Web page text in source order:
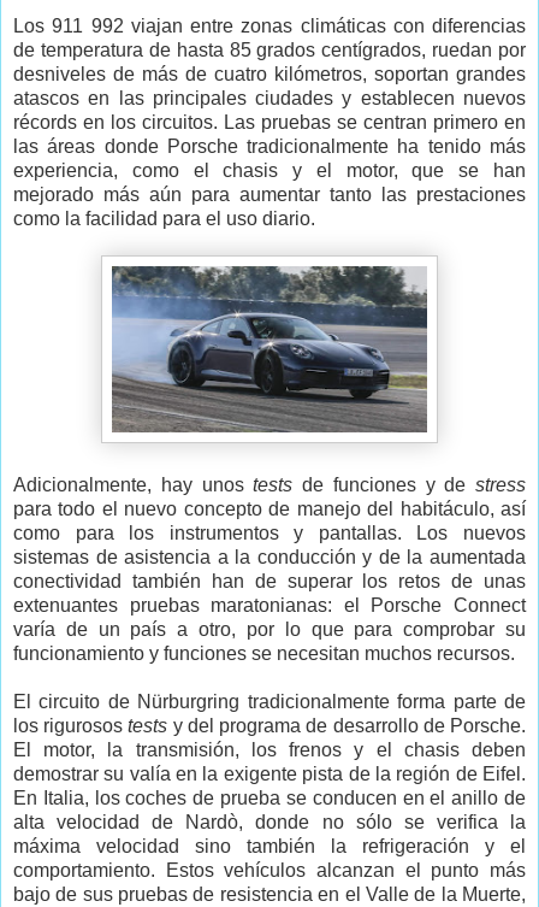
Los 911 992 viajan entre zonas climáticas con diferencias
de temperatura de hasta 85 grados centígrados, ruedan por
desniveles de más de cuatro kilómetros, soportan grandes
atascos en las principales ciudades y establecen nuevos
récords en los circuitos. Las pruebas se centran primero en
las áreas donde Porsche tradicionalmente ha tenido más
experiencia, como el chasis y el motor, que se han
mejorado más aún para aumentar tanto las prestaciones
como la facilidad para el uso diario.
Adicionalmente, hay unostests de funciones y de stress
para todo el nuevo concepto de manejo del habitáculo, así
como para los instrumentos y pantallas. Los nuevos
sistemas de asistencia a la conducción y de la aumentada
conectividad también han de superar los retos de unas
extenuantes pruebas maratonianas: el Porsche Connect
varía de un país a otro, por lo que para comprobar su
funcionamiento y funciones se necesitan muchos recursos.
El circuito de Nürburgring tradicionalmente forma parte de
los rigurosostests y del programa de desarrollo de Porsche.
El motor, la transmisión, los frenos y el chasis deben
demostrar su valía en la exigente pista de la región de Eifel.
En Italia, los coches de prueba se conducen en el anillo de
alta velocidad de Nardò, donde no sólo se verifica la
máxima velocidad sino también la refrigeración y el
comportamiento. Estos vehículos alcanzan el punto más
bajo de sus pruebas de resistencia en el Valle de la Muerte,